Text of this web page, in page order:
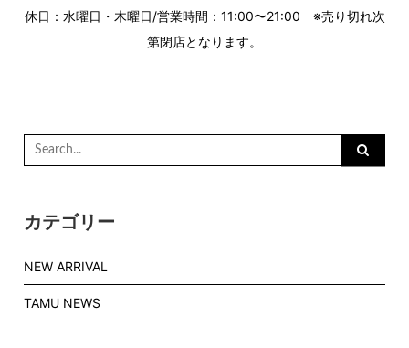
休日：水曜日・木曜日/営業時間：11:00〜21:00 ※売り切れ次
第閉店となります。
Search
for:
カテゴリー
NEW ARRIVAL
TAMU NEWS